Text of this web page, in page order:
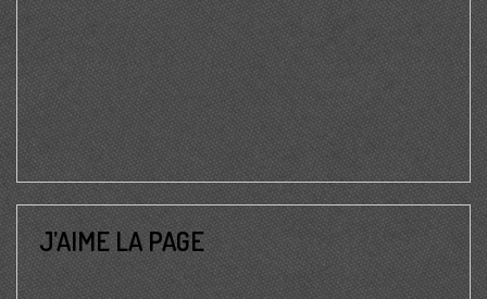
J’AIME LA PAGE